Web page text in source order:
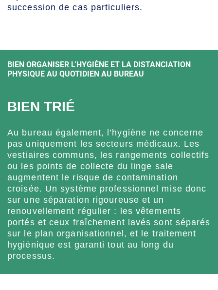
succession de cas particuliers.
BIEN ORGANISER L’HYGIÈNE ET LA DISTANCIATION
PHYSIQUE AU QUOTIDIEN AU BUREAU
BIEN TRIÉ
Au bureau également, l’hygiène ne concerne
pas uniquement les secteurs médicaux. Les
vestiaires communs, les rangements collectifs
ou les points de collecte du linge sale
augmentent le risque de contamination
croisée. Un système professionnel mise donc
sur une séparation rigoureuse et un
renouvellement régulier : les vêtements
portés et ceux fraîchement lavés sont séparés
sur le plan organisationnel, et le traitement
hygiénique est garanti tout au long du
processus.